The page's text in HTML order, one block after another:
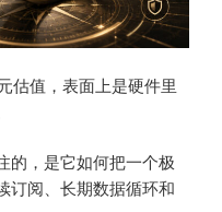
估值，表面上是硬件里
的，是它如何把一个极
订阅、长期数据循环和